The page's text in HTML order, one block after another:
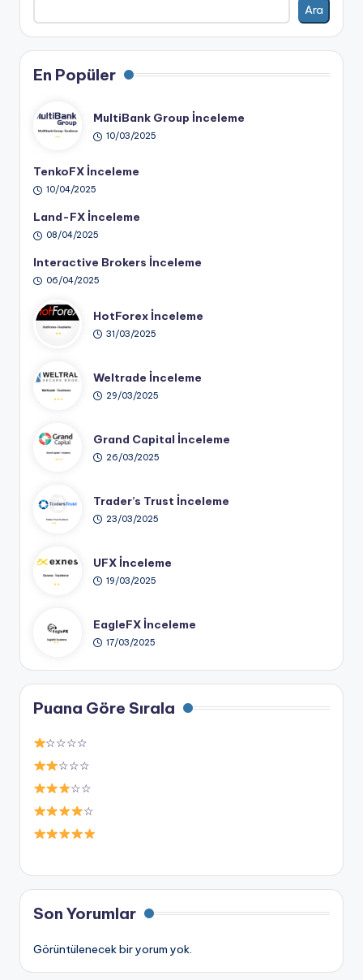
Ara
En Popüler
MultiBank Group İnceleme
10/03/2025
TenkoFX İnceleme
10/04/2025
Land-FX İnceleme
08/04/2025
Interactive Brokers İnceleme
06/04/2025
HotForex İnceleme
31/03/2025
Weltrade İnceleme
29/03/2025
Grand Capital İnceleme
26/03/2025
Trader’s Trust İnceleme
23/03/2025
UFX İnceleme
19/03/2025
EagleFX İnceleme
17/03/2025
Puana Göre Sırala
☆☆☆☆
☆☆☆
☆☆
☆
Son Yorumlar
Görüntülenecek bir yorum yok.